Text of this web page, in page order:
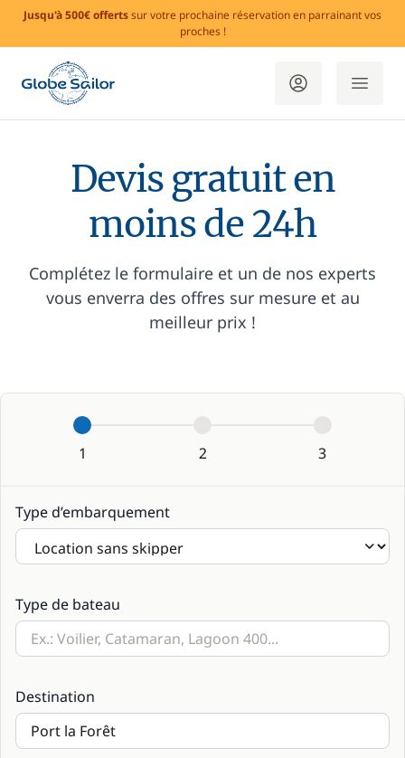
Jusqu'à 500€ offertssur votre prochaine réservation en parrainant vos
proches !
Devis gratuit en
moins de 24h
Complétez le formulaire et un de nos experts
vous enverra des offres sur mesure et au
meilleur prix !
1 2 3
Type d’embarquement
Type de bateau
Destination